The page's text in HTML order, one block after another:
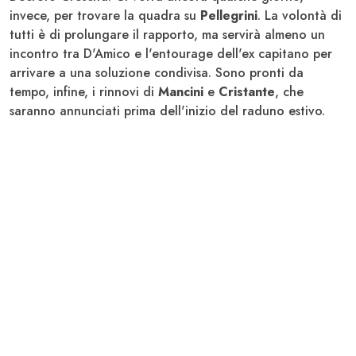
invece, per trovare la quadra su Pellegrini. La volontà di
tutti è di prolungare il rapporto, ma servirà almeno un
incontro tra D'Amico e l'entourage dell'ex capitano per
arrivare a una soluzione condivisa. Sono pronti da
tempo, infine, i rinnovi di Mancini e Cristante, che
saranno annunciati prima dell'inizio del raduno estivo.